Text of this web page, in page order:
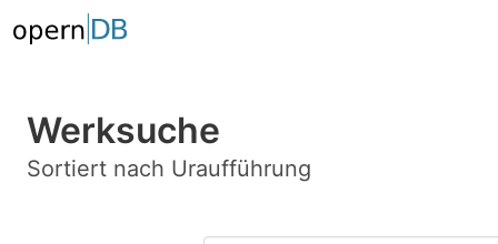
Werksuche
Sortiert nach Uraufführung